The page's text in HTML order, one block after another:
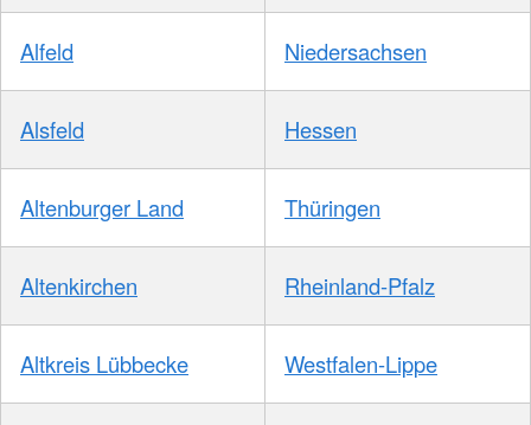
Alfeld Niedersachsen
Alsfeld Hessen
Altenburger Land Thüringen
Altenkirchen Rheinland-Pfalz
Altkreis Lübbecke Westfalen-Lippe